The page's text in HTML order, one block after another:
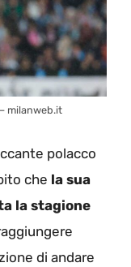
milanweb.it
polacco
che la sua
la stagione
di andare